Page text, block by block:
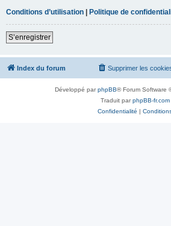
Conditions d’utilisation | Politique de
S’enregistrer
Index du forum Supprimer les
Développé parphpBB® Forum Software
Traduit parphpBB-fr.com
Confidentialité |